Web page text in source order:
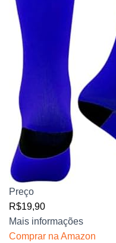
Preço
R$19,90
Mais informações
Comprar na Amazon